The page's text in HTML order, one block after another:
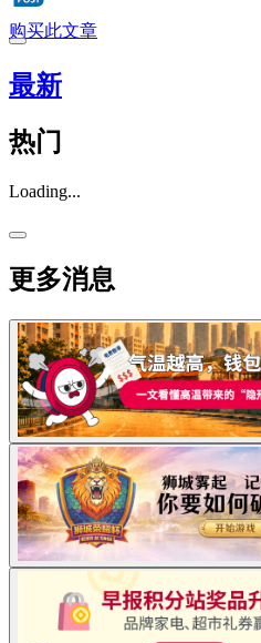
购买此文章
最新
热门
Loading...
更多消息